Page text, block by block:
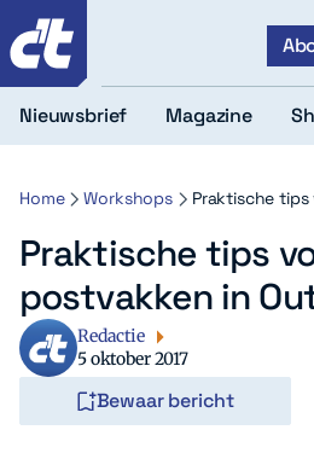
Nieuwsbrief Magazine
Home Workshops Praktische
Praktische tips
postvakken in
Redactie
5 oktober 2017
Bewaar bericht